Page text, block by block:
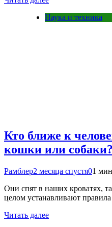
Наука и техника
Кто ближе к
кошки или собаки?
Рамблер2 месяца спустя01
Они спят в наших кроватях,
целом устанавливают
Читать далее